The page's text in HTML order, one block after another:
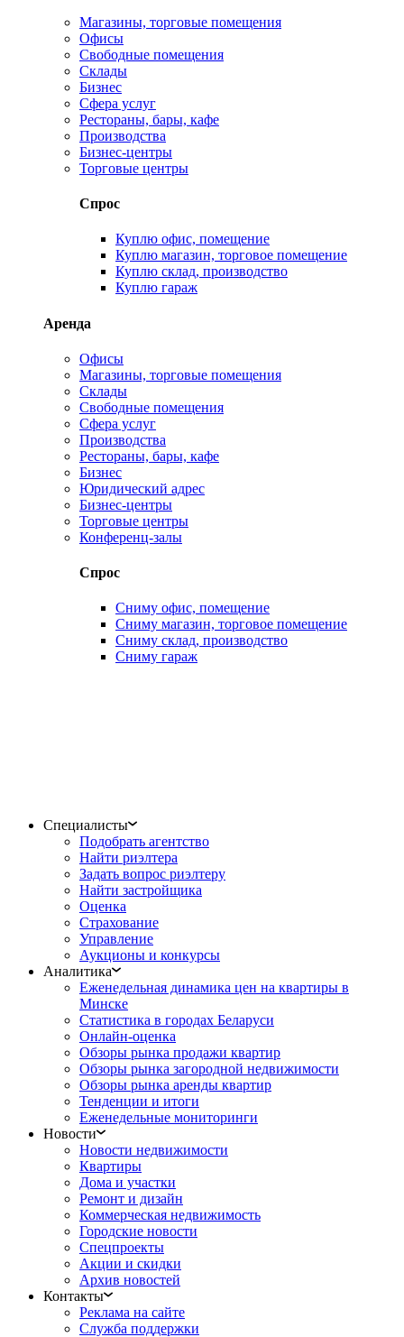
Магазины, торговые помещения
Офисы
Свободные помещения
Склады
Бизнес
Сфера услуг
Рестораны, бары, кафе
Производства
Бизнес-центры
Торговые центры
Спрос
Куплю офис, помещение
Куплю магазин, торговое помещение
Куплю склад, производство
Куплю гараж
Аренда
Офисы
Магазины, торговые помещения
Склады
Свободные помещения
Сфера услуг
Производства
Рестораны, бары, кафе
Бизнес
Юридический адрес
Бизнес-центры
Торговые центры
Конференц-залы
Спрос
Сниму офис, помещение
Сниму магазин, торговое помещение
Сниму склад, производство
Сниму гараж
Специалисты
Подобрать агентство
Найти риэлтера
Задать вопрос риэлтеру
Найти застройщика
Оценка
Страхование
Управление
Аукционы и конкурсы
Аналитика
Еженедельная динамика цен на квартиры в
Минске
Статистика в городах Беларуси
Онлайн-оценка
Обзоры рынка продажи квартир
Обзоры рынка загородной недвижимости
Обзоры рынка аренды квартир
Тенденции и итоги
Еженедельные мониторинги
Новости
Новости недвижимости
Квартиры
Дома и участки
Ремонт и дизайн
Коммерческая недвижимость
Городские новости
Спецпроекты
Акции и скидки
Архив новостей
Контакты
Реклама на сайте
Служба поддержки